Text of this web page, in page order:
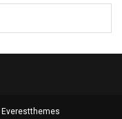
Everestthemes